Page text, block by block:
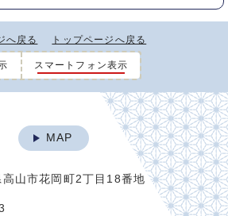
へ戻る トップページへ戻る
スマートフォン表示
MAP
山市花岡町2丁目18番地